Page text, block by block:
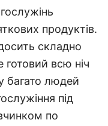
продуктів.
складно
готовий всю ніч
багато людей
під
по